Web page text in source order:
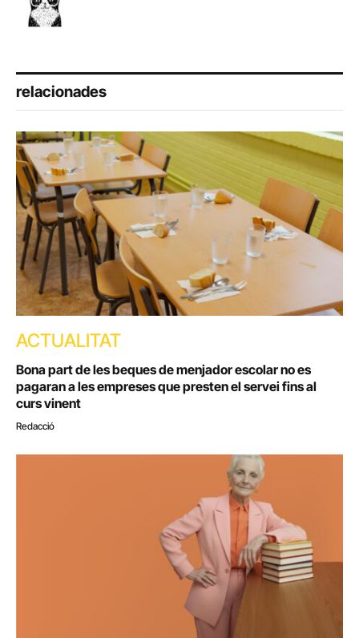
relacionades
ACTUALITAT
Bona part de les beques de menjador escolar no es
pagaran a les empreses que presten el servei fins al
curs vinent
Redacció